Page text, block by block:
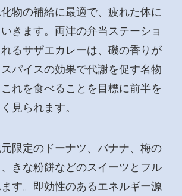
物の補給に最適で、疲れた体に
きます。両津の弁当ステーショ
るサザエカレーは、磯の香りが
パイスの効果で代謝を促す名物
れを食べることを目標に前半を
見られます。
限定のドーナツ、バナナ、梅の
きな粉餅などのスイーツとフル
す。即効性のあるエネルギー源